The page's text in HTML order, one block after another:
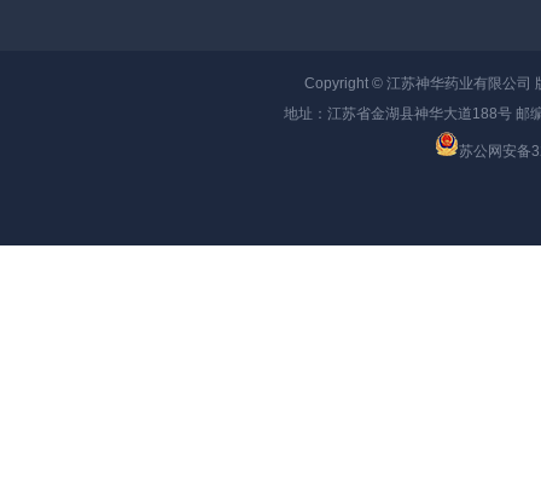
Copyright ©江苏神华药业有限公司
地址：江苏省金湖县神华大道188号 邮
苏公网安备